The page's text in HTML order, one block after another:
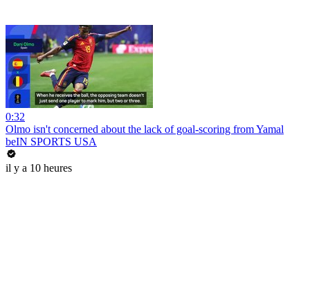
0:32
Olmo isn't concerned about the lack of goal-scoring from Yamal
beIN SPORTS USA
il y a 10 heures